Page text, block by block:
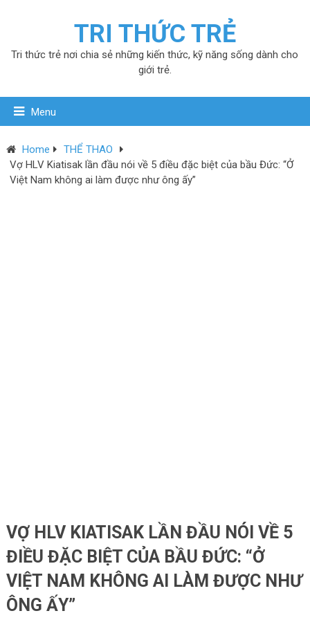
TRI THỨC TRẺ
Tri thức trẻ nơi chia sẻ những kiến thức, kỹ năng sống dành cho
giới trẻ.
Menu
Home
THỂ THAO
Vợ HLV Kiatisak lần đầu nói về 5 điều đặc biệt của bầu Đức: “Ở
Việt Nam không ai làm được như ông ấy”
VỢ HLV KIATISAK LẦN ĐẦU NÓI VỀ 5
ĐIỀU ĐẶC BIỆT CỦA BẦU ĐỨC: “Ở
VIỆT NAM KHÔNG AI LÀM ĐƯỢC NHƯ
ÔNG ẤY”